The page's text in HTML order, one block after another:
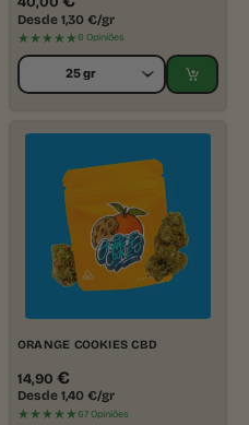
Desde1,30€/gr
★★★★★6 Opiniões
ORANGE COOKIES CBD
14,90 €
Desde1,40€/gr
★★★★★67 Opiniões